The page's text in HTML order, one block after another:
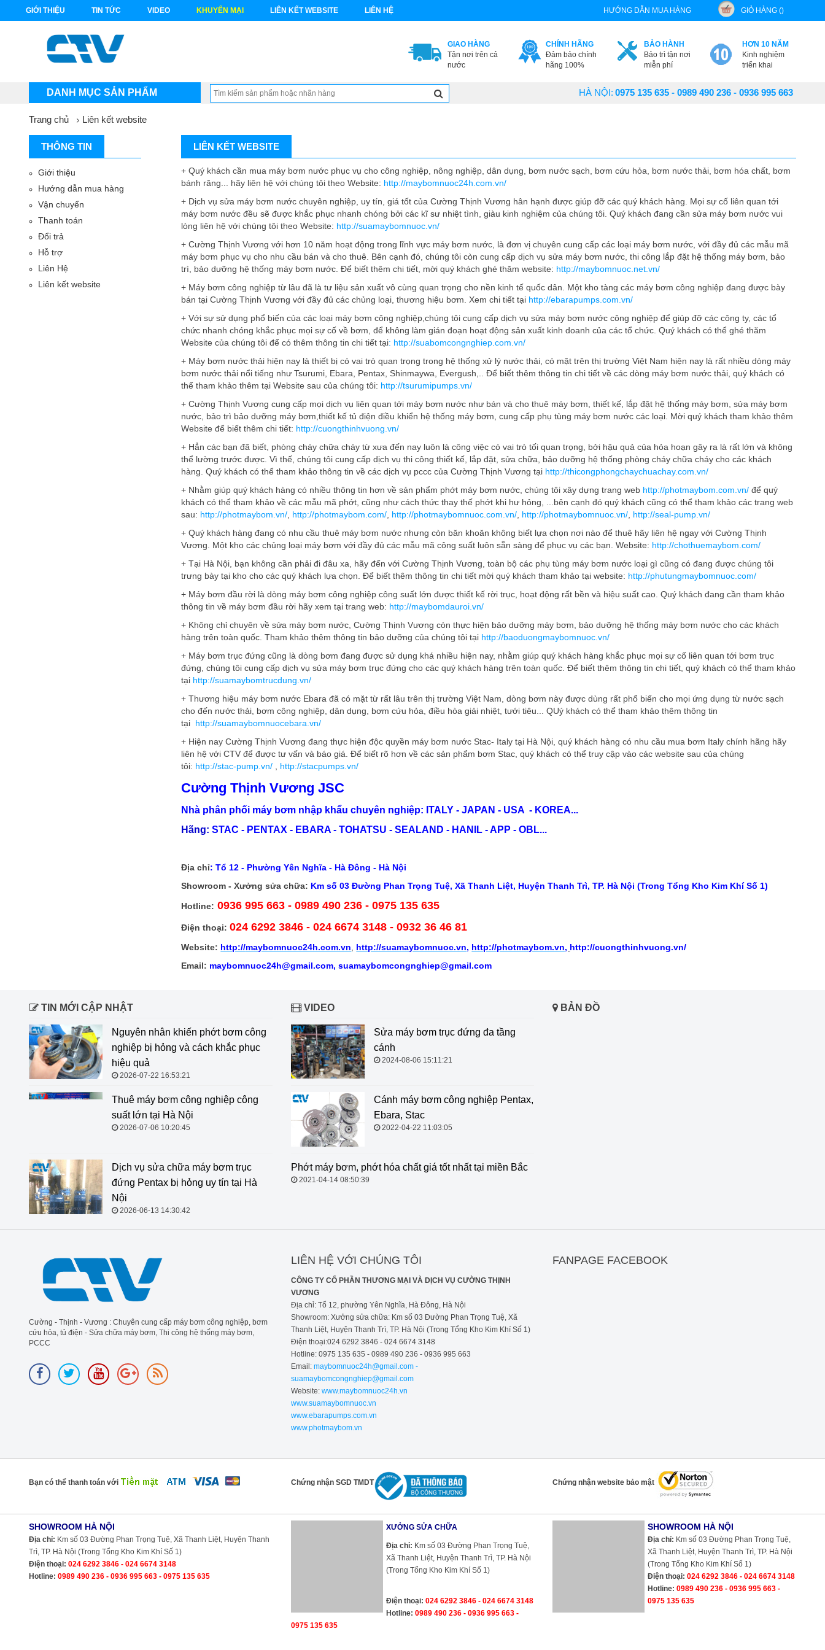
GIỚI THIỆU TIN TỨC VIDEO KHUYẾN MẠI LIÊN KẾT WEBSITE LIÊN HỆ HƯỚNG DẪN MUA HÀNG GIỎ HÀNG ()
GIAO HÀNG
Tận nơi trên cả
nước
CHÍNH HÃNG
Đảm bảo chính
hãng 100%
BẢO HÀNH
Bảo trì tận nơi
miễn phí
HƠN 10 NĂM
Kinh nghiệm
triển khai
DANH MỤC SẢN PHẨM HÀ NỘI: 0975 135 635 - 0989 490 236 - 0936 995 663
Trang chủ Liên kết website
THÔNG TIN
Giới thiệu
Hướng dẫn mua hàng
Vận chuyển
Thanh toán
Đổi trả
Hỗ trợ
Liên Hệ
Liên kết website
LIÊN KẾT WEBSITE
+ Quý khách cần mua máy bơm nước phục vụ cho công nghiệp, nông nghiệp, dân dụng, bơm nước sạch, bơm cứu hỏa, bơm nước thải, bơm hóa chất, bơm
bánh răng... hãy liên hệ với chúng tôi theo Website: http://maybomnuoc24h.com.vn/
+ Dịch vụ sửa máy bơm nước chuyên nghiệp, uy tín, giá tốt của Cường Thịnh Vương hân hạnh được giúp đỡ các quý khách hàng. Mọi sự cố liên quan tới
máy bơm nước đều sẽ được khắc phục nhanh chóng bởi các kĩ sư nhiệt tình, giàu kinh nghiệm của chúng tôi. Quý khách đang cần sửa máy bơm nước vui
lòng liên hệ với chúng tôi theo Website: http://suamaybomnuoc.vn/
+ Cường Thịnh Vương với hơn 10 năm hoạt động trong lĩnh vực máy bơm nước, là đơn vị chuyên cung cấp các loại máy bơm nước, với đầy đủ các mẫu mã
máy bơm phục vụ cho nhu cầu bán và cho thuê. Bên cạnh đó, chúng tôi còn cung cấp dịch vụ sửa máy bơm nước, thi công lắp đặt hệ thống máy bơm, bảo
trì, bảo dưỡng hệ thống máy bơm nước. Để biết thêm chi tiết, mời quý khách ghé thăm website: http://maybomnuoc.net.vn/
+ Máy bơm công nghiệp từ lâu đã là tư liệu sản xuất vô cùng quan trọng cho nền kinh tế quốc dân. Một kho tàng các máy bơm công nghiệp đang được bày
bán tại Cường Thịnh Vương với đầy đủ các chủng loại, thương hiệu bơm. Xem chi tiết tại http://ebarapumps.com.vn/
+ Với sự sử dụng phổ biến của các loại máy bơm công nghiệp,chúng tôi cung cấp dịch vụ sửa máy bơm nước công nghiệp để giúp đỡ các công ty, các tổ
chức nhanh chóng khắc phục mọi sự cố về bơm, để không làm gián đoạn hoạt động sản xuất kinh doanh của các tổ chức. Quý khách có thể ghé thăm
Website của chúng tôi để có thêm thông tin chi tiết tại: http://suabomcongnghiep.com.vn/
+ Máy bơm nước thải hiện nay là thiết bị có vai trò quan trọng trong hệ thống xử lý nước thải, có mặt trên thị trường Việt Nam hiện nay là rất nhiều dòng máy
bơm nước thải nổi tiếng như Tsurumi, Ebara, Pentax, Shinmaywa, Evergush,.. Để biết thêm thông tin chi tiết về các dòng máy bơm nước thải, quý khách có
thể tham khảo thêm tại Website sau của chúng tôi: http://tsurumipumps.vn/
+ Cường Thịnh Vương cung cấp mọi dịch vụ liên quan tới máy bơm nước như bán và cho thuê máy bơm, thiết kế, lắp đặt hệ thống máy bơm, sửa máy bơm
nước, bảo trì bảo dưỡng máy bơm,thiết kế tủ điện điều khiển hệ thống máy bơm, cung cấp phụ tùng máy bơm nước các loại. Mời quý khách tham khảo thêm
Website để biết thêm chi tiết: http://cuongthinhvuong.vn/
+ Hẳn các bạn đã biết, phòng cháy chữa cháy từ xưa đến nay luôn là công việc có vai trò tối quan trọng, bởi hậu quả của hỏa hoạn gây ra là rất lớn và không
thể lường trước được. Vì thế, chúng tôi cung cấp dịch vụ thi công thiết kế, lắp đặt, sửa chữa, bảo dưỡng hệ thống phòng cháy chữa cháy cho các khách
hàng. Quý khách có thể tham khảo thông tin về các dịch vụ pccc của Cường Thịnh Vương tại http://thicongphongchaychuachay.com.vn/
+ Nhằm giúp quý khách hàng có nhiều thông tin hơn về sản phẩm phớt máy bơm nước, chúng tôi xây dựng trang web http://photmaybom.com.vn/ để quý
khách có thể tham khảo về các mẫu mã phớt, cũng như cách thức thay thế phớt khi hư hỏng, ...bên cạnh đó quý khách cũng có thể tham khảo các trang web
sau: http://photmaybom.vn/ http://photmaybom.com/ http://photmaybomnuoc.com.vn/ http://photmaybomnuoc.vn/ http://seal-pump.vn/
+ Quý khách hàng đang có nhu cầu thuê máy bơm nước nhưng còn băn khoăn không biết lựa chọn nơi nào để thuê hãy liên hệ ngay với Cường Thịnh
Vương. Một kho các chủng loại máy bơm với đầy đủ các mẫu mã công suất luôn sẵn sàng để phục vụ các bạn. Website: http://chothuemaybom.com/
+ Tại Hà Nội, bạn không cần phải đi đâu xa, hãy đến với Cường Thịnh Vương, toàn bộ các phụ tùng máy bơm nước loại gì cũng có đang được chúng tôi
trưng bày tại kho cho các quý khách lựa chọn. Để biết thêm thông tin chi tiết mời quý khách tham khảo tại website: http://phutungmaybomnuoc.com/
+ Máy bơm đầu rời là dòng máy bơm công nghiệp công suất lớn được thiết kế rời trục, hoạt động rất bền và hiệu suất cao. Quý khách đang cần tham khảo
thông tin về máy bơm đầu rời hãy xem tại trang web: http://maybomdauroi.vn/
+ Không chỉ chuyên về sửa máy bơm nước, Cường Thịnh Vương còn thực hiện bảo dưỡng máy bơm, bảo dưỡng hệ thống máy bơm nước cho các khách
hàng trên toàn quốc. Tham khảo thêm thông tin bảo dưỡng của chúng tôi tại http://baoduongmaybomnuoc.vn/
+ Máy bơm trục đứng cũng là dòng bơm đang được sử dụng khá nhiều hiện nay, nhằm giúp quý khách hàng khắc phục mọi sự cố liên quan tới bơm trục
đứng, chúng tôi cung cấp dịch vụ sửa máy bơm trục đứng cho các quý khách hàng trên toàn quốc. Để biết thêm thông tin chi tiết, quý khách có thể tham khảo
tại http://suamaybomtrucdung.vn/
+ Thương hiệu máy bơm nước Ebara đã có mặt từ rất lâu trên thị trường Việt Nam, dòng bơm này được dùng rất phổ biến cho mọi ứng dụng từ nước sạch
cho đến nước thải, bơm công nghiệp, dân dụng, bơm cứu hỏa, điều hòa giải nhiệt, tưới tiêu... QUý khách có thể tham khảo thêm thông tin
tại http://suamaybomnuocebara.vn/
+ Hiện nay Cường Thịnh Vương đang thực hiện độc quyền máy bơm nước Stac- Italy tại Hà Nội, quý khách hàng có nhu cầu mua bơm Italy chính hãng hãy
liên hệ với CTV để được tư vấn và báo giá. Để biết rõ hơn về các sản phẩm bơm Stac, quý khách có thể truy cập vào các website sau của chúng
tôi: http://stac-pump.vn/ http://stacpumps.vn/
Cường Thịnh Vương JSC
Nhà phân phối máy bơm nhập khẩu chuyên nghiệp: ITALY - JAPAN - USA - KOREA...
Hãng: STAC - PENTAX - EBARA - TOHATSU - SEALAND - HANIL - APP - OBL...
Địa chỉ: Tổ 12 - Phường Yên Nghĩa - Hà Đông - Hà Nội
Showroom - Xưởng sửa chữa: Km số 03 Đường Phan Trọng Tuệ, Xã Thanh Liệt, Huyện Thanh Trì, TP. Hà Nội (Trong Tổng Kho Kim Khí Số 1)
Hotline: 0936 995 663 - 0989 490 236 - 0975 135 635
Điện thoại: 024 6292 3846 - 024 6674 3148 - 0932 36 46 81
Website: http://maybomnuoc24h.com.vn http://suamaybomnuoc.vn, http://photmaybom.vn, http://cuongthinhvuong.vn/
Email: maybomnuoc24h@gmail.com, suamaybomcongnghiep@gmail.com
TIN MỚI CẬP NHẬT
Nguyên nhân khiến phớt bơm công
nghiệp bị hỏng và cách khắc phục
hiệu quả
2026-07-22 16:53:21
Thuê máy bơm công nghiệp công
suất lớn tại Hà Nội
2026-07-06 10:20:45
Dịch vụ sửa chữa máy bơm trục
đứng Pentax bị hỏng uy tín tại Hà
Nội
2026-06-13 14:30:42
VIDEO
Sửa máy bơm trục đứng đa tầng
cánh
2024-08-06 15:11:21
Cánh máy bơm công nghiệp Pentax,
Ebara, Stac
2022-04-22 11:03:05
Phớt máy bơm, phớt hóa chất giá tốt
BẢN ĐỒ
Cường - Thịnh - Vương : Chuyên cung cấp máy bơm công nghiệp, bơm
cứu hỏa, tủ điện - Sửa chữa máy bơm, Thi công hệ thống máy bơm,
PCCC
LIÊN HỆ VỚI CHÚNG TÔI
CÔNG TY CỔ PHẦN THƯƠNG MẠI VÀ DỊCH VỤ CƯỜNG THỊNH
VƯƠNG
Địa chỉ: Tổ 12, phường Yên Nghĩa, Hà Đông, Hà Nội
Showroom: Xưởng sửa chữa: Km số 03 Đường Phan Trọng Tuệ, Xã
Thanh Liệt, Huyện Thanh Trì, TP. Hà Nội (Trong Tổng Kho Kim Khí Số 1)
Điện thoại:024 6292 3846 - 024 6674 3148
Hotline: 0975 135 635 - 0989 490 236 - 0936 995 663
Email: maybomnuoc24h@gmail.com -
suamaybomcongnghiep@gmail.com
Website:www.maybomnuoc24h.vn
www.suamaybomnuoc.vn
www.ebarapumps.com.vn
www.photmaybom.vn
FANPAGE FACEBOOK
Bạn có thể thanh toán với Chứng nhận SGD TMDT Chứng nhận website bảo mật
Địa chỉ:Km số 03 Đường Phan Trọng Tuệ,
Xã Thanh Liệt, Huyện Thanh Trì, TP. Hà Nội
(Trong Tổng Kho Kim Khí Số 1)
Điện thoại: 024 6292 3846 - 024 6674 3148
XƯỞNG SỬA CHỮA
Địa chỉ: Km số 03 Đường Phan Trọng Tuệ,
Xã Thanh Liệt, Huyện Thanh Trì, TP. Hà Nội
(Trong Tổng Kho Kim Khí Số 1)
Điện thoại: 024 6292 3846 - 024 6674 3148
Hotline: 0989 490 236 - 0936 995 663 -
0975 135 635
SHOWROOM HÀ NỘI
Địa chỉ: Km số 03 Đường Phan Trọng Tuệ,
Xã Thanh Liệt, Huyện Thanh Trì, TP. Hà Nội
(Trong Tổng Kho Kim Khí Số 1)
Điện thoại: 024 6292 3846 - 024 6674 3148
Hotline: 0989 490 236 - 0936 995 663 -
0975 135 635